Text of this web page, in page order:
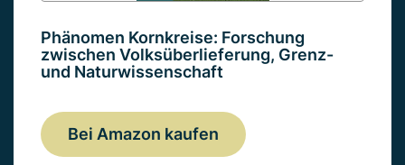
Phänomen Kornkreise: Forschung
zwischen Volksüberlieferung, Grenz-
und Naturwissenschaft
Bei Amazon kaufen